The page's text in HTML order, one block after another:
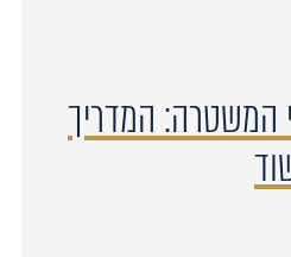
המשטרה: המדריך